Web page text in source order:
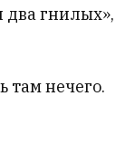
два гнилых»,
там нечего.